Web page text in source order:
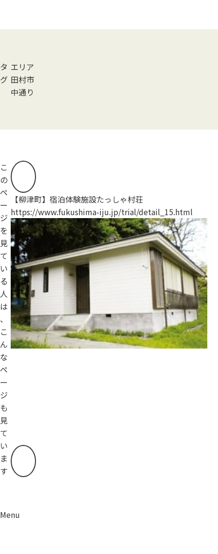
タ
グ
エリア
田村市
中通り
こ
の
ペ
ー
ジ
を
見
て
い
る
人
は
、
こ
ん
な
ペ
ー
ジ
も
見
て
い
ま
す
【柳津町】宿泊体験施設たっしゃ村荘
https://www.fukushima-iju.jp/trial/detail_15.html
Menu